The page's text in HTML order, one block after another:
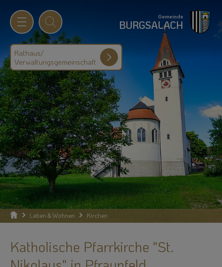
Gemeinde
BURGSALACH
Rathaus/
Verwaltungsgemeinschaft
Leben & Wohnen Kirchen
Katholische Pfarrkirche "St.